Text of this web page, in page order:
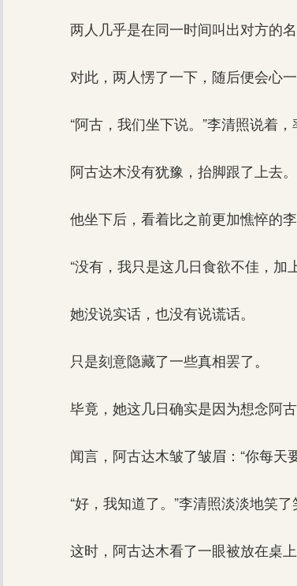
两人几乎是在同一时间叫出对方的名
对此，两人愣了一下，随后便会心一
“阿古，我们坐下说。”李清照说着
阿古达木没有犹豫，抬脚跟了上去。
他坐下后，看着比之前更加憔悴的
“没有，我只是这几日食欲不佳，加
她没说实话，也没有说谎话。
只是刻意隐藏了一些真相罢了。
毕竟，她这几日确实是因为想念阿古
闻言，阿古达木皱了皱眉：“你每天
“好，我知道了。”李清照淡淡地笑
这时，阿古达木看了一眼被放在桌